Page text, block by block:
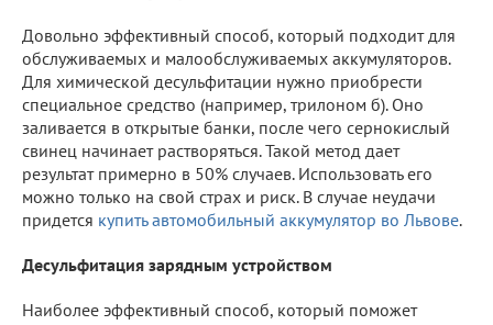
Довольно эффективный способ, который подходит для
обслуживаемых и малообслуживаемых аккумуляторов.
Для химической десульфитации нужно приобрести
специальное средство (например, трилоном б). Оно
заливается в открытые банки, после чего сернокислый
свинец начинает растворяться. Такой метод дает
результат примерно в 50% случаев. Использовать его
можно только на свой страх и риск. В случае неудачи
придется купить автомобильный аккумулятор во Львове.
Десульфитация зарядным устройством
Наиболее эффективный способ, который поможет